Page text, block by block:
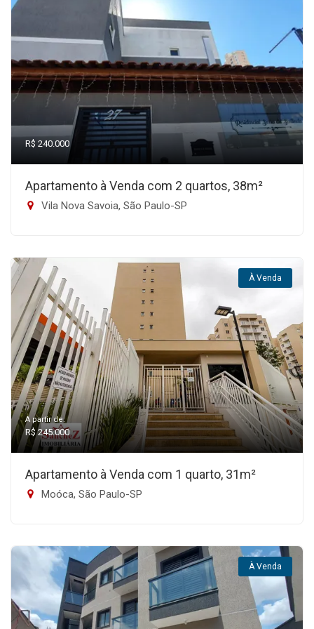
R$ 240.000
Apartamento à Venda com 2 quartos, 38m²
Vila Nova Savoia, São Paulo-SP
À Venda
A partir de:
R$ 245.000
Apartamento à Venda com 1 quarto, 31m²
Moóca, São Paulo-SP
À Venda